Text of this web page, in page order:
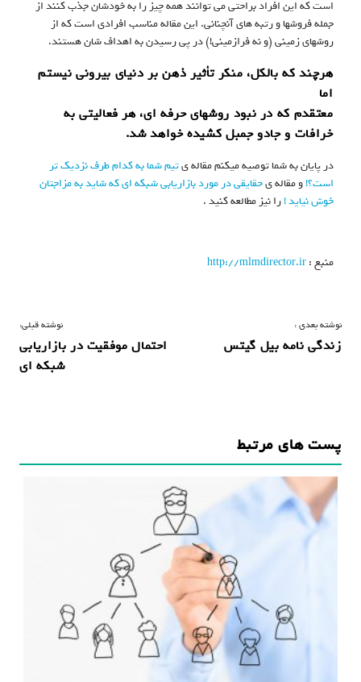
است که این افراد براحتی می توانند همه چیز را به خودشان جذب کنند از
جمله فروشها و رتبه های آنچنانی. این مقاله مناسب افرادی است که از
روشهای زمینی (و نه فرازمینی!) در پی رسیدن به اهداف شان هستند.
هرچند که بالکل، منکر تأثیر ذهن بر دنیای بیرونی نیستم
اما
معتقدم که در نبود روشهای حرفه ای، هر فعالیتی به
خرافات و جادو جمبل کشیده خواهد شد.
در پایان به شما توصیه میکنم مقاله یتیم شما به کدام طرف نزدیک تر
است؟!و مقاله یحقایقی در مورد بازاریابی شبکه ای که شاید به مزاجتان
خوش نیاید !را نیز مطالعه کنید .
منبع :http://mlmdirector.ir
ر
ا
ی
ن
و
نوشته قبلی:
احتمال موفقیت در بازاریابی
شبکه ای
نوشته بعدی :
زندگی نامه بیل گیتس
پست های مرتبط